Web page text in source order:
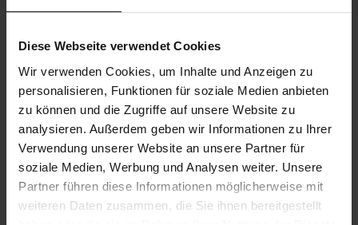
Diese Webseite verwendet Cookies
Wir verwenden Cookies, um Inhalte und Anzeigen zu
personalisieren, Funktionen für soziale Medien anbieten
zu können und die Zugriffe auf unsere Website zu
analysieren. Außerdem geben wir Informationen zu Ihrer
Verwendung unserer Website an unsere Partner für
soziale Medien, Werbung und Analysen weiter. Unsere
Partner führen diese Informationen möglicherweise mit
weiteren Daten zusammen, die Sie ihnen bereitgestellt
Informationen zur Veranstaltung
Beginn Mittwoch, 19.11.2025,
Unkostenbeitrag € 2,00
Veranstalter Nachbarschaftszentrum 17
NACHBARSCHAFTSZENTRUM 17